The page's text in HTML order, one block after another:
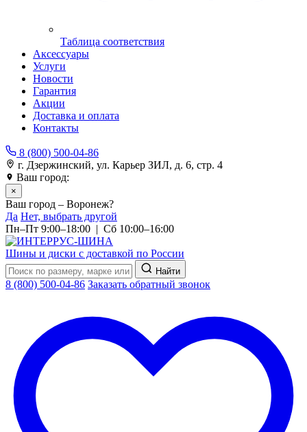
Таблица соответствия
Аксессуары
Услуги
Новости
Гарантия
Акции
Доставка и оплата
Контакты
8 (800) 500-04-86
г. Дзержинский, ул. Карьер ЗИЛ, д. 6, стр. 4
Ваш город:
×
Ваш город – Воронеж?
Да Нет, выбрать другой
Пн–Пт 9:00–18:00 | Сб 10:00–16:00
Шины и диски с доставкой по России
Найти
8 (800) 500-04-86 Заказать обратный звонок